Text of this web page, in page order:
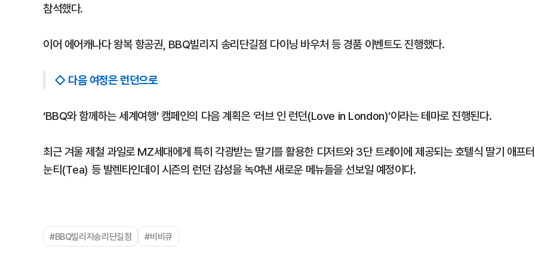
참석했다.
이어 에어캐나다 왕복 항공권, BBQ빌리지 송리단길점 다이닝 바우처 등 경품 이벤트도 진행했다.
◇ 다음 여정은 런던으로
‘BBQ와 함께하는 세계여행’ 캠페인의 다음 계획은 ‘러브 인 런던(Love in London)’이라는 테마로 진행된다.
최근 겨울 제철 과일로 MZ세대에게 특히 각광받는 딸기를 활용한 디저트와 3단 트레이에 제공되는 호텔식 딸기 애프터
눈티(Tea) 등 발렌타인데이 시즌의 런던 감성을 녹여낸 새로운 메뉴들을 선보일 예정이다.
#BBQ빌리지송리단길점 #비비큐